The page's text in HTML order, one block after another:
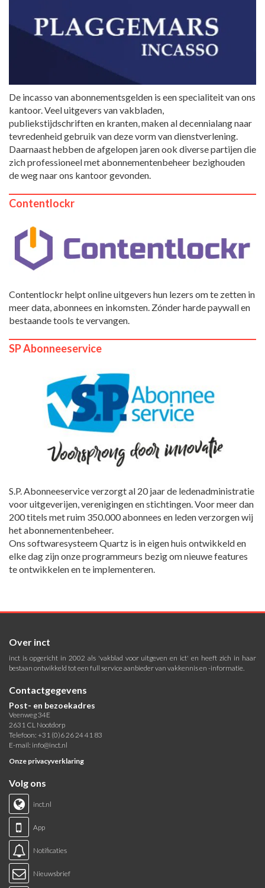
De incasso van abonnementsgelden is een specialiteit van ons
kantoor. Veel uitgevers van vakbladen,
publiekstijdschriften en kranten, maken al decennialang naar
tevredenheid gebruik van deze vorm van dienstverlening.
Daarnaast hebben de afgelopen jaren ook diverse partijen die
zich professioneel met abonnementenbeheer bezighouden
de weg naar ons kantoor gevonden.
Contentlockr
Contentlockr helpt online uitgevers hun lezers om te zetten in
meer data, abonnees en inkomsten. Zónder harde paywall en
bestaande tools te vervangen.
SP Abonneeservice
S.P. Abonneeservice verzorgt al 20 jaar de ledenadministratie
voor uitgeverijen, verenigingen en stichtingen. Voor meer dan
200 titels met ruim 350.000 abonnees en leden verzorgen wij
het abonnementenbeheer.
Ons softwaresysteem Quartz is in eigen huis ontwikkeld en
elke dag zijn onze programmeurs bezig om nieuwe features
te ontwikkelen en te implementeren.
Over inct
inct is opgericht in 2002 als 'vakblad voor uitgeven en ict' en heeft zich in haar
bestaan ontwikkeld tot een full service aanbieder van vakkennis en -informatie.
Contactgegevens
Post- en bezoekadres
Veenweg 34E
2631 CL Nootdorp
Telefoon: +31 (0)6 26 24 41 83
E-mail: info@inct.nl
Onze privacyverklaring
Volg ons
inct.nl
App
Notificaties
Nieuwsbrief